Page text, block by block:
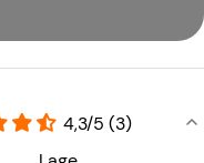
4,3/5 (3)